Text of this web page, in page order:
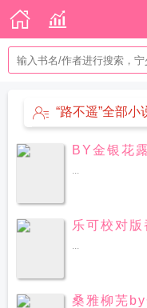
“路不遥”全部小
BY金银花
...
乐可校对
...
桑雅柳芜